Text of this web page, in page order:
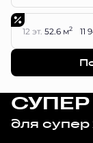
12 эт. 52.6 м2 11
для